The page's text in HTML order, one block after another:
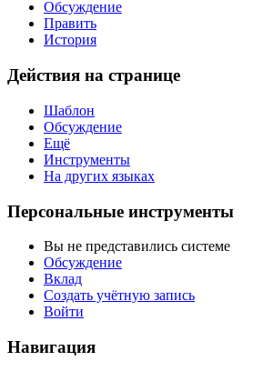
Обсуждение
Править
История
Действия на странице
Шаблон
Обсуждение
Ещё
Инструменты
На других языках
Персональные инструменты
Вы не представились системе
Обсуждение
Вклад
Создать учётную запись
Войти
Навигация